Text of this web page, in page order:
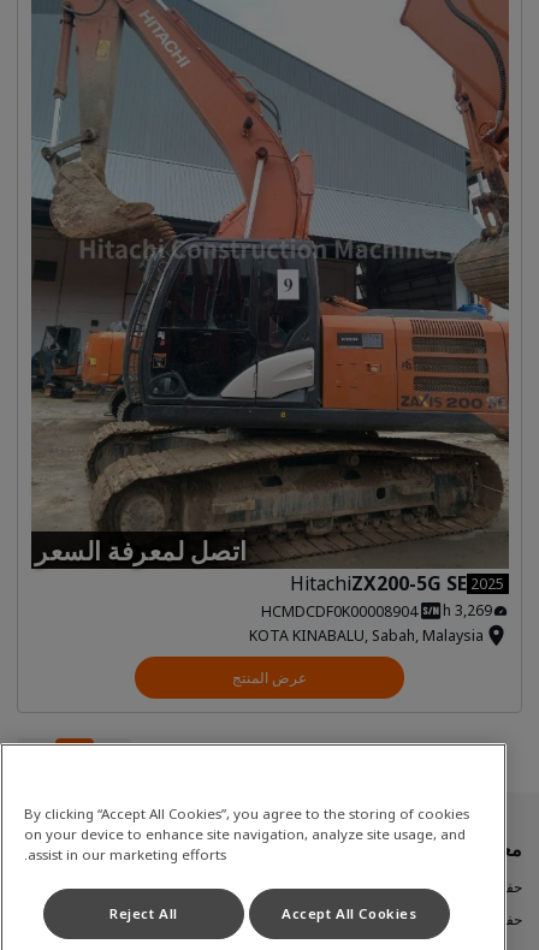
اتصل لمعرفة السعر
2025
ZX200-5G SE
Hitachi
3,269 h
HCMDCDF0K00008904
KOTA KINABALU, Sabah, Malaysia
عرض المنتج
معدات مستعملة
حفارة متوسطة إلى كبيرة
حفارة مدمجة (صغيرة)
By clicking “Accept All Cookies”, you agree to the storing of cookies
on your device to enhance site navigation, analyze site usage, and
assist in our marketing efforts.
Accept All Cookies
Reject All